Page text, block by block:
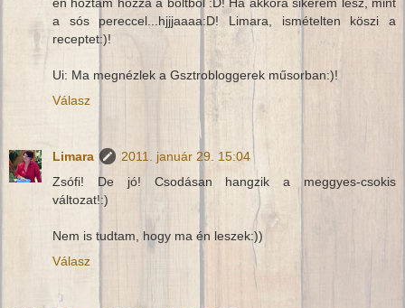
a sós pereccel...hjjjaaaa:D! Limara, ismételten köszi a
receptet:)!
Ui: Ma megnézlek a Gsztrobloggerek műsorban:)!
Válasz
Limara
2011. január 29. 15:04
Zsófi! De jó! Csodásan hangzik a meggyes-csokis
változat!:)
Nem is tudtam, hogy ma én leszek:))
Válasz